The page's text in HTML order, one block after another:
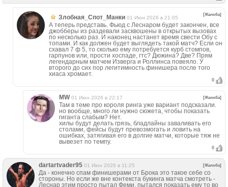
Злобная_Спот_Манки 01 Июн 2026 в 21:05
[Жалоба]
А теперь представь. Фьюд с Леснаром будет закончен, все
джобберы из раздевали засквошены в открытых вызовах
по несколько раз. И наконец настанет время свести Обу с
топами. И как должен будет выглядеть такой матч? Если он
схавал 7 ф 5, то сколько ему потребуется курб стомпов,
гарпунов или, прости хоспаде, гтс? Дюжина? Две? Прям
легендарным матчем Изверга и Роллинса повеяло. У
второго до сих пор легитимность финишера после того
хиаса хромает.
0
MW 01 Июн 2026 в 22:17 [Жалоба]
Там в теме про короля ринга уже вариант подсказали.
но вообще, много ли нужно сюжета, чтобы показать
гиганта слабым? Нет.
хилы будут делать грязь, бладлайны заваливать его
столами, фейсы будут превозмогать и ловить на
ошибках, затягивая его в долгие матчи, которые тяж не
вывезет по темпу.
0
dartartvader95 01 Июн 2026 в 11:25 [Жалоба]
Да - конечно спам финишерами от Брока это такое себе со
стороны. Но если же вне контекста букинга матча смотреть -
Леснар этим просто пытал Феми, пытался показать ему то во